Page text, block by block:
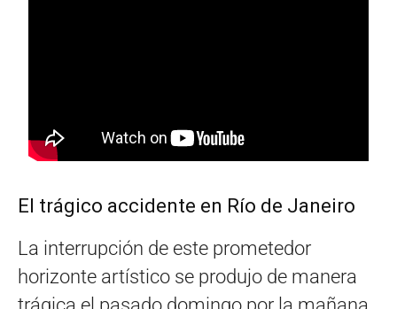
El trágico accidente en Río de Janeiro
La interrupción de este prometedor
horizonte artístico se produjo de manera